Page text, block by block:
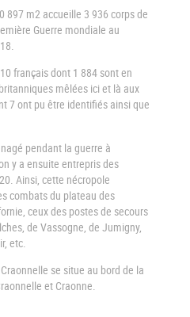
897 m2 accueille 3 936 corps de
Guerre mondiale au
français dont 1 884 sont en
mêlées ici et là aux
7 ont pu être identifiés ainsi que
pendant la guerre à
y a ensuite entrepris des
Ainsi, cette nécropole
combats du plateau des
ceux des postes de secours
de Vassogne, de Jumigny,
etc.
se situe au bord de la
et Craonne.